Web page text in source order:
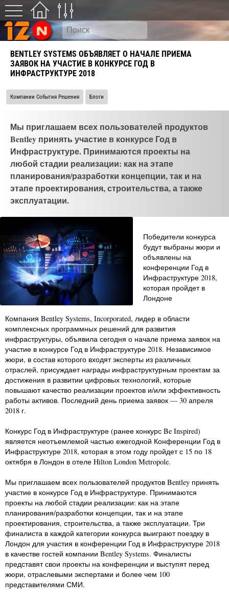
BENTLEY SYSTEMS ОБЪЯВЛЯЕТ О НАЧАЛЕ ПРИЕМА
ЗАЯВОК НА УЧАСТИЕ В КОНКУРСЕ ГОД В
ИНФРАСТРУКТУРЕ 2018
Компании События Решения Блоги
Мы приглашаем всех пользователей продуктов
Bentley принять участие в конкурсе Год в
Инфраструктуре. Принимаются проекты на
любой стадии реализации: как на этапе
планирования/разработки концепции, так и на
этапе проектирования, строительства, а также
эксплуатации.
Победители конкурса
будут выбраны жюри и
объявлены на
конференции Год в
Инфраструктуре 2018,
которая пройдет в
Лондоне
Компания Bentley Systems, Incorporated, лидер в области
комплексных программных решений для развития
инфраструктуры, объявила сегодня о начале приема заявок на
участие в конкурсе Год в Инфраструктуре 2018. Независимое
жюри, в состав которого входят эксперты из различных
отраслей, присуждает награды инфраструктурным проектам за
достижения в развитии цифровых технологий, которые
повышают качество реализации проектов и/или эффективность
работы активов. Последний день приема заявок — 30 апреля
2018 г.
Конкурс Год в Инфраструктуре (ранее конкурс Be Inspired)
является неотъемлемой частью ежегодной Конференции Год в
Инфраструктуре 2018, которая в этом году пройдет с 15 по 18
октября в Лондон в отеле Hilton London Metropole.
Мы приглашаем всех пользователей продуктов Bentley принять
участие в конкурсе Год в Инфраструктуре. Принимаются
проекты на любой стадии реализации: как на этапе
планирования/разработки концепции, так и на этапе
проектирования, строительства, а также эксплуатации. Три
финалиста в каждой категории конкурса выиграют поездку в
Лондон для участия в конференции Год в Инфраструктуре 2018
в качестве гостей компании Bentley Systems. Финалисты
представят свои проекты на конференции и выступят перед
жюри, отраслевыми экспертами и более чем 100
представителями СМИ.